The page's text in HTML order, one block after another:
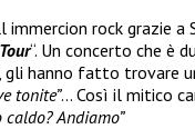
immercion rock grazie
“. Un concerto che è
gli hanno fatto trovare
tonite”… Così il mitico
Andiamo”